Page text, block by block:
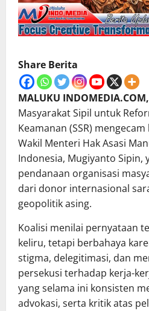
Share Berita
MALUKU
Masyarakat Sipil untuk
Keamanan (SSR)
Wakil Menteri Hak Asasi
Indonesia, Mugiyanto Sipin,
pendanaan organisasi
dari donor internasional
geopolitik asing.
Koalisi menilai pernyataan
keliru, tetapi berbahaya
stigma, delegitimasi, dan
persekusi terhadap kerja-
yang selama ini konsisten
advokasi, serta kritik atas